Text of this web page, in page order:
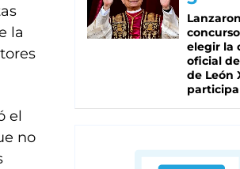
la
el
no
elegir la
oficial
de León